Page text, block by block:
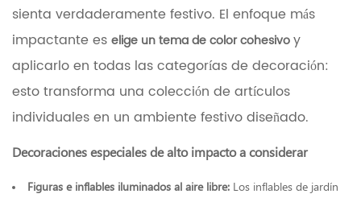
sienta verdaderamente festivo. El enfoque más
impactante es elige un tema de color cohesivoy
aplicarlo en todas las categorías de decoración:
esto transforma una colección de artículos
individuales en un ambiente festivo diseñado.
Decoraciones especiales de alto impacto a considerar
Figuras e inflables iluminados al aire libre: Los inflables de jardín